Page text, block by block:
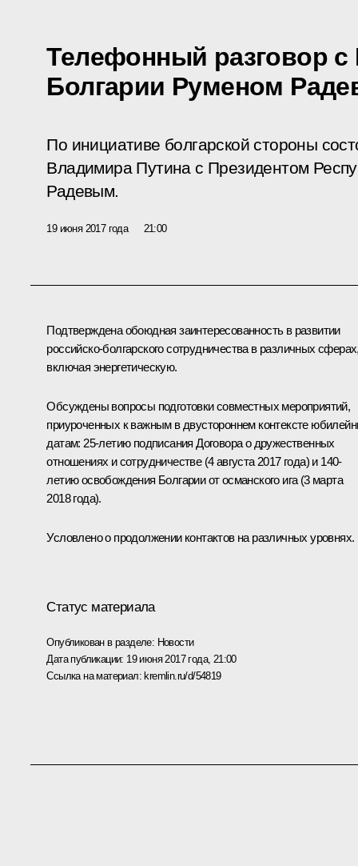
Телефонный разговор с
Болгарии Руменом
По инициативе болгарской стороны
Владимира Путина с Президентом
Радевым.
19 июня 2017 года 21:00
Подтверждена обоюдная заинтересованность в развитии
российско-болгарского сотрудничества в различных
включая энергетическую.
Обсуждены вопросы подготовки совместных мероприятий,
приуроченных к важным в двустороннем контексте
датам: 25-летию подписания Договора о дружественных
отношениях и сотрудничестве (4 августа 2017 года) и 140-
летию освобождения Болгарии от османского ига (3 марта
2018 года).
Условлено о продолжении контактов на различных уровнях.
Статус материала
Опубликован в разделе: Новости
Дата публикации: 19 июня 2017 года, 21:00
Ссылка на материал: kremlin.ru/d/54819